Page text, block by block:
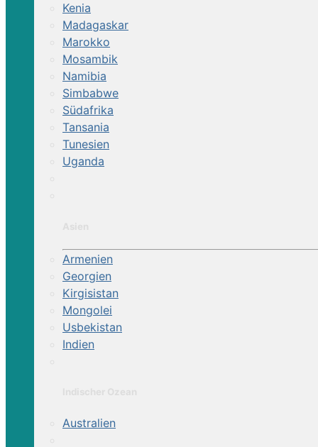
Kenia
Madagaskar
Marokko
Mosambik
Namibia
Simbabwe
Südafrika
Tansania
Tunesien
Uganda
Armenien
Georgien
Kirgisistan
Mongolei
Usbekistan
Indien
Australien